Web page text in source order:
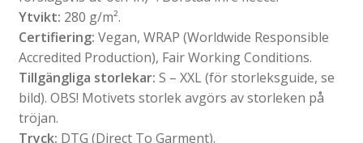
Ytvikt: 280 g/m².
Certifiering: Vegan, WRAP (Worldwide Responsible
Accredited Production), Fair Working Conditions.
Tillgängliga storlekar: S – XXL (för storleksguide, se
bild). OBS! Motivets storlek avgörs av storleken på
tröjan.
Tryck: DTG (Direct To Garment).